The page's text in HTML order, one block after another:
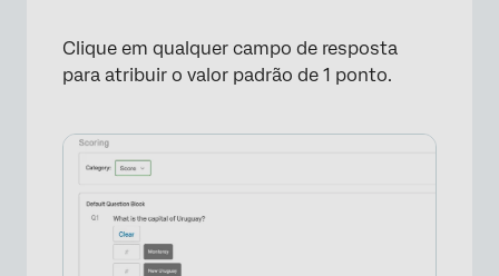
Clique em qualquer campo de resposta
para atribuir o valor padrão de 1 ponto.